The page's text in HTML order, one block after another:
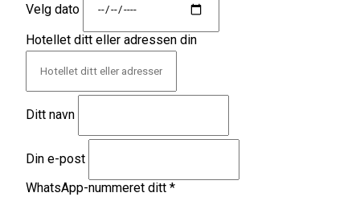
Velg dato
Hotellet ditt eller adressen din
Ditt navn
Din e-post
WhatsApp-nummeret ditt *